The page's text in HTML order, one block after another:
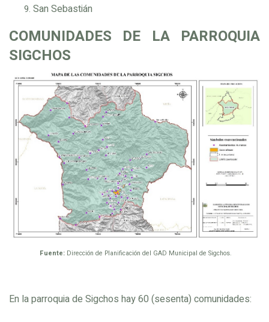
San Sebastián
COMUNIDADES DE LA PARROQUIA
SIGCHOS
Fuente: Dirección de Planificación del GAD Municipal de Sigchos.
En la parroquia de Sigchos hay 60 (sesenta) comunidades: